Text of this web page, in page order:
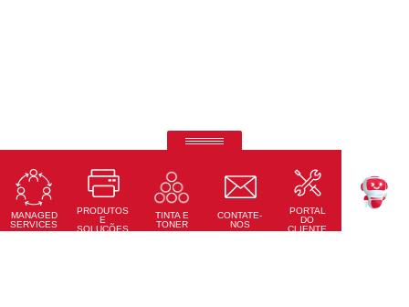
MANAGED
SERVICES
PRODUTOS
E
SOLUÇÕES
TINTA E
TONER
CONTATE-
NOS
PORTAL
DO
CLIENTE
RICOH Pro Z75
Impressora Digital a Jato de Tinta Alimentada por Folhas
Saiba Mais